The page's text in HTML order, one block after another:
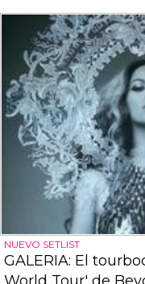
NUEVO SETLIST
GALERIA: El
World Tour' de